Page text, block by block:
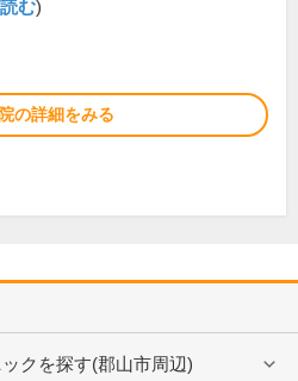
む)
の詳細をみる
クを探す(郡山市周辺)